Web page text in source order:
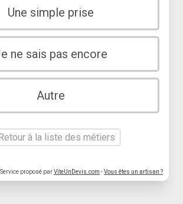
Une simple prise
ne sais pas encore
Autre
à la liste des métiers
proposé parViteUnDevis.com -Vous êtes un artisan ?